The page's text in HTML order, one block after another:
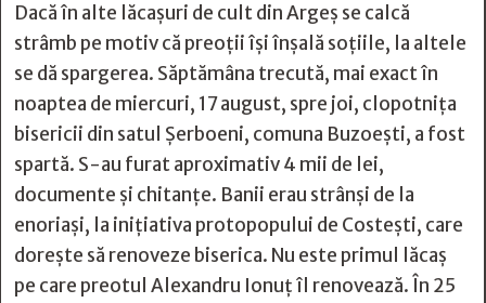
Dacă în alte lăcașuri de cult din Argeș se calcă
strâmb pe motiv că preoții își înșală soțiile, la altele
se dă spargerea. Săptămâna trecută, mai exact în
noaptea de miercuri, 17 august, spre joi, clopotnița
bisericii din satul Șerboeni, comuna Buzoești, a fost
spartă. S-au furat aproximativ 4 mii de lei,
documente și chitanțe. Banii erau strânși de la
enoriași, la inițiativa protopopului de Costești, care
dorește să renoveze biserica. Nu este primul lăcaș
pe care preotul Alexandru Ionuț îl renovează. În 25